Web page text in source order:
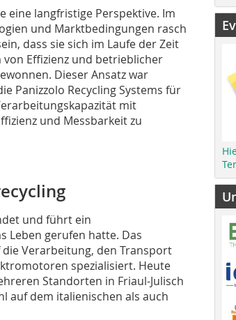
eine langfristige Perspektive. Im
und Marktbedingungen rasch
dass sie sich im Laufe der Zeit
Effizienz und betrieblicher
Dieser Ansatz war
Panizzolo Recycling Systems für
mit
und Messbarkeit zu
und führt ein
Leben gerufen hatte. Das
Verarbeitung, den Transport
spezialisiert. Heute
Standorten in Friaul-Julisch
auf dem italienischen als auch